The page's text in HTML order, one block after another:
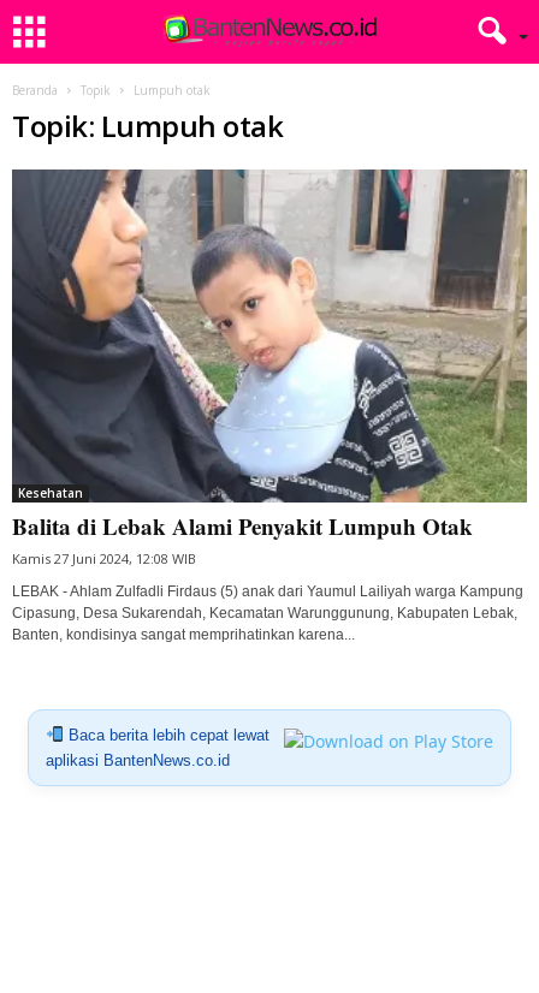
Beranda Topik Lumpuh otak
Topik: Lumpuh otak
Kesehatan
Balita di Lebak Alami Penyakit Lumpuh Otak
Kamis 27 Juni 2024, 12:08 WIB
LEBAK - Ahlam Zulfadli Firdaus (5) anak dari Yaumul Lailiyah warga Kampung
Cipasung, Desa Sukarendah, Kecamatan Warunggunung, Kabupaten Lebak,
Banten, kondisinya sangat memprihatinkan karena...
Baca berita lebih cepat lewat
aplikasi BantenNews.co.id